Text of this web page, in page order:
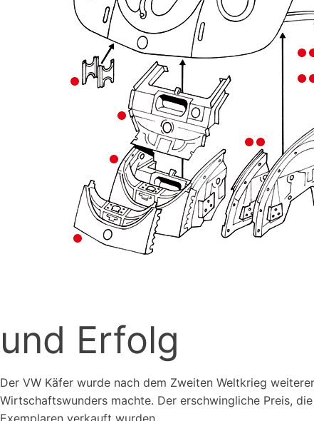
und Erfolg
Der VW Käfer wurde nach dem Zweiten Weltkrieg
Wirtschaftswunders machte. Der erschwingliche Preis,
Exemplaren verkauft wurden.